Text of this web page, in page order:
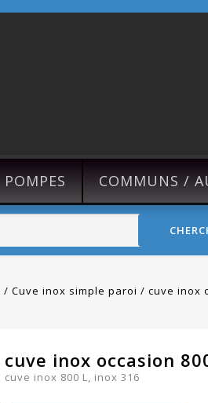
POMPES COMMUNS /
Cuve inox simple paroi cuve inox
cuve inox occasion
cuve inox 800 L, inox 316